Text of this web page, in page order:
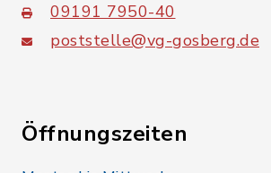
09191 7950-40
poststelle@vg-gosberg.de
Öffnungszeiten